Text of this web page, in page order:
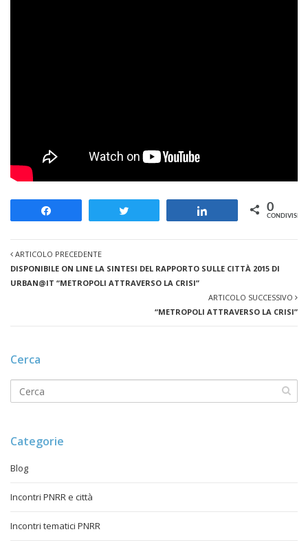
0
ARTICOLO PRECEDENTE
DISPONIBILE ON LINE LA SINTESI DEL RAPPORTO SULLE CITTÀ 2015 DI
URBAN@IT “METROPOLI ATTRAVERSO LA CRISI”
ARTICOLO SUCCESSIVO
“METROPOLI ATTRAVERSO LA CRISI”
Cerca
Categorie
Blog
Incontri PNRR e città
Incontri tematici PNRR